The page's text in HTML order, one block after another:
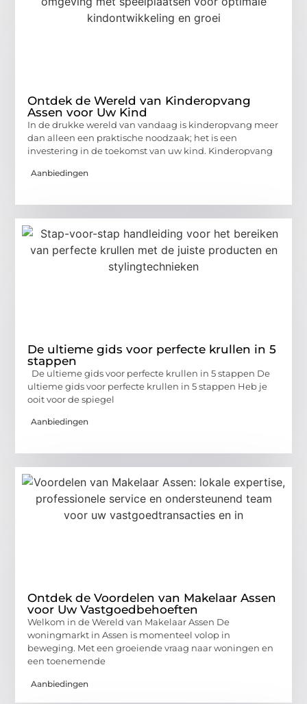
Ontdek de Wereld van Kinderopvang
Assen voor Uw Kind
In de drukke wereld van vandaag is kinderopvang meer
dan alleen een praktische noodzaak; het is een
investering in de toekomst van uw kind. Kinderopvang
Aanbiedingen
De ultieme gids voor perfecte krullen in 5
stappen
De ultieme gids voor perfecte krullen in 5 stappen De
ultieme gids voor perfecte krullen in 5 stappen Heb je
ooit voor de spiegel
Aanbiedingen
Ontdek de Voordelen van Makelaar Assen
voor Uw Vastgoedbehoeften
Welkom in de Wereld van Makelaar Assen De
woningmarkt in Assen is momenteel volop in
beweging. Met een groeiende vraag naar woningen en
een toenemende
Aanbiedingen